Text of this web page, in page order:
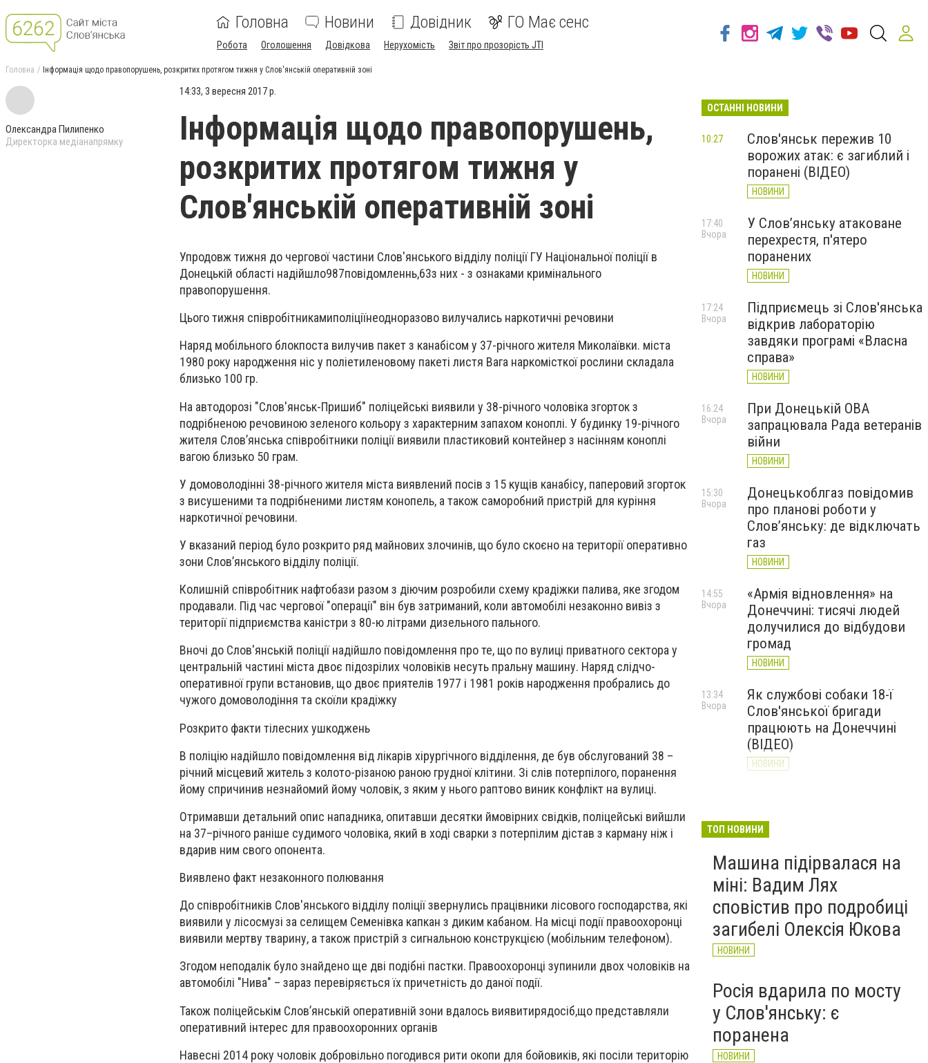
Головна Новини Довідник ГО Має сенс
Робота Оголошення Довідкова Нерухомість Звіт про прозорість JTI
Головна Інформація щодо правопорушень, розкритих протягом тижня у Слов'янській оперативній зоні
Олександра Пилипенко
Директорка медіанапрямку
14:33, 3 вересня 2017 р.
Інформація щодо правопорушень,
розкритих протягом тижня у
Слов'янській оперативній зоні
Упродовж тижня до чергової частини Слов'янського відділу поліції ГУ Національної поліції в
Донецькій області надійшло987повідомленнь,63з них - з ознаками кримінального
правопорушення.
Цього тижня співробітникамиполіціїнеодноразово вилучались наркотичні речовини
Наряд мобільного блокпоста вилучив пакет з канабісом у 37-річного жителя Миколаївки. міста
1980 року народження ніс у поліетиленовому пакеті листя Вага наркомісткої рослини складала
близько 100 гр.
На автодорозі "Слов'янськ-Пришиб" поліцейські виявили у 38-річного чоловіка згорток з
подрібненою речовиною зеленого кольору з характерним запахом коноплі. У будинку 19-річного
жителя Слов’янська співробітники поліції виявили пластиковий контейнер з насінням коноплі
вагою близько 50 грам.
У домоволодінні 38-річного жителя міста виявлений посів з 15 кущів канабісу, паперовий згорток
з висушеними та подрібненими листям конопель, а також саморобний пристрій для куріння
наркотичної речовини.
У вказаний період було розкрито ряд майнових злочинів, що було скоєно на території оперативно
зони Слов’янського відділу поліції.
Колишній співробітник нафтобази разом з діючим розробили схему крадіжки палива, яке згодом
продавали. Під час чергової "операції" він був затриманий, коли автомобілі незаконно вивіз з
території підприємства каністри з 80-ю літрами дизельного пального.
Вночі до Слов'янській поліції надійшло повідомлення про те, що по вулиці приватного сектора у
центральній частині міста двоє підозрілих чоловіків несуть пральну машину. Наряд слідчо-
оперативної групи встановив, що двоє приятелів 1977 і 1981 років народження пробрались до
чужого домоволодіння та скоїли крадіжку
Розкрито факти тілесних ушкоджень
В поліцію надійшло повідомлення від лікарів хірургічного відділення, де був обслугований 38 –
річний місцевий житель з колото-різаною раною грудної клітини. Зі слів потерпілого, поранення
йому спричинив незнайомий йому чоловік, з яким у нього раптово виник конфлікт на вулиці.
Отримавши детальний опис нападника, опитавши десятки ймовірних свідків, поліцейські вийшли
на 37–річного раніше судимого чоловіка, який в ході сварки з потерпілим дістав з карману ніж і
вдарив ним свого опонента.
Виявлено факт незаконного полювання
До співробітників Слов'янського відділу поліції звернулись працівники лісового господарства, які
виявили у лісосмузі за селищем Семенівка капкан з диким кабаном. На місці події правоохоронці
виявили мертву тварину, а також пристрій з сигнальною конструкцією (мобільним телефоном).
Згодом неподалік було знайдено ще дві подібні пастки. Правоохоронці зупинили двох чоловіків на
автомобілі "Нива" – зараз перевіряється їх причетність до даної події.
Також поліцейськім Слов’янській оперативній зони вдалось виявитирядосіб,що представляли
оперативний інтерес для правоохоронних органів
Навесні 2014 року чоловік добровільно погодився рити окопи для бойовиків, які посіли територію
ОСТАННІ НОВИНИ
Слов'янськ пережив 10
ворожих атак: є загиблий і
поранені (ВІДЕО)
НОВИНИ
10:27
У Слов’янську атаковане
перехрестя, п'ятеро
поранених
НОВИНИ
17:40
Вчора
Підприємець зі Слов'янська
відкрив лабораторію
завдяки програмі «Власна
справа»
НОВИНИ
17:24
Вчора
При Донецькій ОВА
запрацювала Рада ветеранів
війни
НОВИНИ
16:24
Вчора
Донецькоблгаз повідомив
про планові роботи у
Слов’янську: де відключать
газ
НОВИНИ
15:30
Вчора
«Армія відновлення» на
Донеччині: тисячі людей
долучилися до відбудови
громад
НОВИНИ
14:55
Вчора
Як службові собаки 18-ї
Слов'янської бригади
працюють на Донеччині
(ВІДЕО)
НОВИНИ
13:34
Вчора
та найближчих напрямках
ТОП НОВИНИ
Машина підірвалася на
міні: Вадим Лях
сповістив про подробиці
загибелі Олексія Юкова
НОВИНИ
Росія вдарила по мосту
у Слов'янську: є
поранена
НОВИНИ